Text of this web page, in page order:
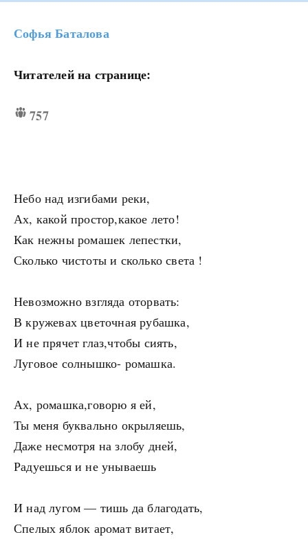
Софья Баталова
Читателей на странице:
757
Небо над изгибами реки,
Ах, какой простор,какое лето!
Как нежны ромашек лепестки,
Сколько чистоты и сколько света !
Невозможно взгляда оторвать:
В кружевах цветочная рубашка,
И не прячет глаз,чтобы сиять,
Луговое солнышко- ромашка.
Ах, ромашка,говорю я ей,
Ты меня буквально окрыляешь,
Даже несмотря на злобу дней,
Радуешься и не унываешь
И над лугом — тишь да благодать,
Спелых яблок аромат витает,